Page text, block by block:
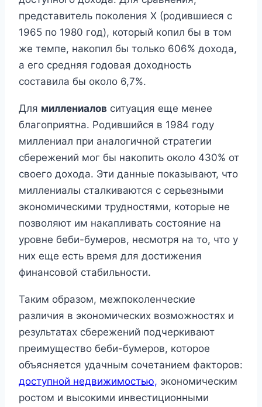
представитель поколения X (родившиеся с
1965 по 1980 год), который копил бы в том
же темпе, накопил бы только 606% дохода,
а его средняя годовая доходность
составила бы около 6,7%.
Для миллениалов ситуация еще менее
благоприятна. Родившийся в 1984 году
миллениал при аналогичной стратегии
сбережений мог бы накопить около 430% от
своего дохода. Эти данные показывают, что
миллениалы сталкиваются с серьезными
экономическими трудностями, которые не
позволяют им накапливать состояние на
уровне беби-бумеров, несмотря на то, что у
них еще есть время для достижения
финансовой стабильности.
Таким образом, межпоколенческие
различия в экономических возможностях и
результатах сбережений подчеркивают
преимущество беби-бумеров, которое
объясняется удачным сочетанием факторов:
доступной недвижимостью, экономическим
ростом и высокими инвестиционными